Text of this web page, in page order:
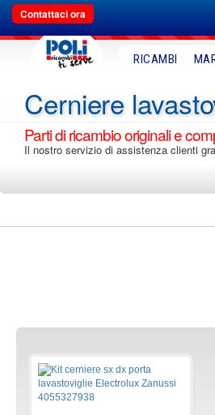
Contattaci ora
RICAMBI
Cerniere
Parti di ricambio originali e
Il nostro servizio di assistenza clienti